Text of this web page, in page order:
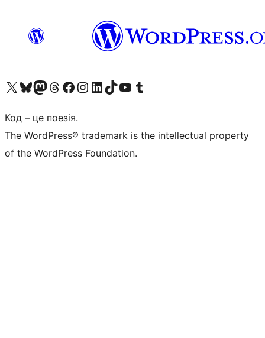
Visit our X (formerly Twitter) account
Visit our Bluesky account
Завітайте до нашої стрічки в Mastodon
Visit our Threads account
Завітайте на нашу сторінку в Facebook
Visit our Instagram account
Visit our LinkedIn account
Visit our TikTok account
Visit our YouTube channel
Visit our Tumblr account
Код – це поезія.
The WordPress® trademark is the intellectual property
of the WordPress Foundation.